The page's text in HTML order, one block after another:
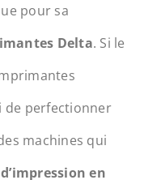
pour sa
Delta. Si le
de perfectionner
machines qui
en